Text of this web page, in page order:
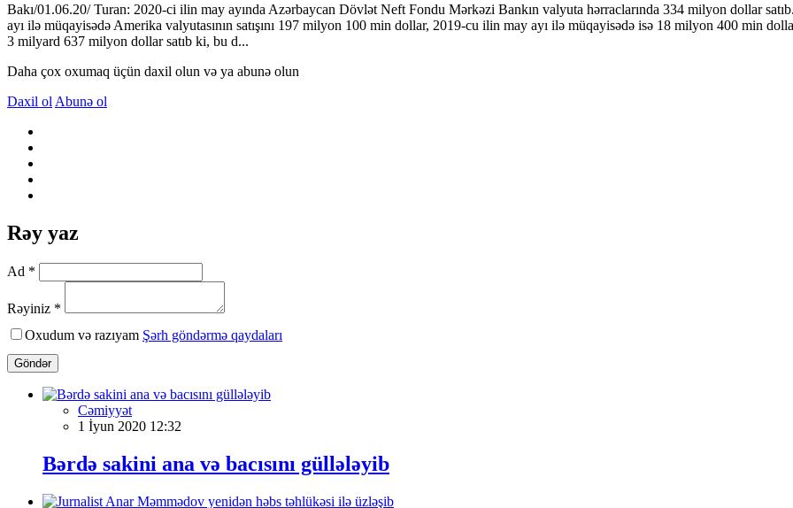
Bakı/01.06.20/ Turan: 2020-ci ilin may ayında Azərbaycan Dövlət Neft Fondu Mərkəzi Bankın valyuta hərraclarında 334 milyon dollar
ayı ilə müqayisədə Amerika valyutasının satışını 197 milyon 100 min dollar, 2019-cu ilin may ayı ilə müqayisədə isə 18 milyon 400 min
3 milyard 637 milyon dollar satıb ki, bu d...
Daha çox oxumaq üçün daxil olun və ya abunə olun
Daxil ol Abunə ol
Rəy yaz
Ad *
Rəyiniz *
Oxudum və razıyam Şərh göndərmə qaydaları
Göndər
Cəmiyyət
1 İyun 2020 12:32
Bərdə sakini ana və bacısını güllələyib